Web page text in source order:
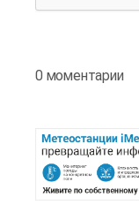
0 моментарии